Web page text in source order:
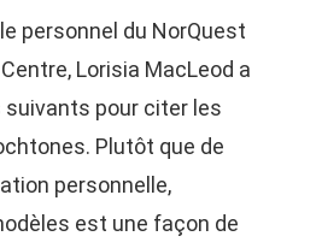
personnel du NorQuest
Lorisia MacLeod a
suivants pour citer les
Plutôt que de
personnelle,
est une façon de